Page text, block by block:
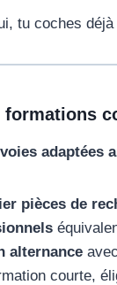
tu coches
adaptées
pièces de
alternance
courte,